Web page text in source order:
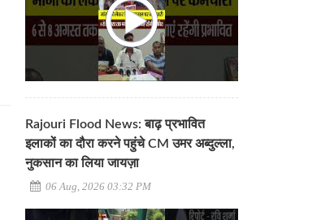
Rajouri Flood News: बाढ़ प्रभावित
इलाकों का दौरा करने पहुंचे CM उमर अब्दुल्ला,
नुकसान का लिया जायज़ा
06 Aug, 2026 03:32 PM